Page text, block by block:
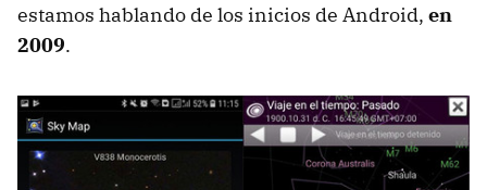
estamos hablando de los inicios de Android, en
2009.